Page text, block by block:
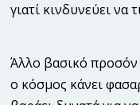
γιατί κινδυνεύει να
Άλλο βασικό προσόν
ο κόσμος κάνει